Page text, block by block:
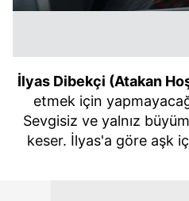
İlyas Dibekçi (Atakan
etmek için
Sevgisiz ve yalnız
keser. İlyas'a göre aşk